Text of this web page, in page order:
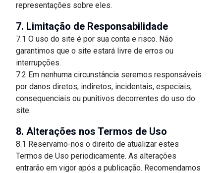
representações sobre eles.
7. Limitação de Responsabilidade
7.1 O uso do site é por sua conta e risco. Não
garantimos que o site estará livre de erros ou
interrupções.
7.2 Em nenhuma circunstância seremos responsáveis
por danos diretos, indiretos, incidentais, especiais,
consequenciais ou punitivos decorrentes do uso do
site.
8. Alterações nos Termos de Uso
8.1 Reservamo-nos o direito de atualizar estes
Termos de Uso periodicamente. As alterações
entrarão em vigor após a publicação. Recomendamos